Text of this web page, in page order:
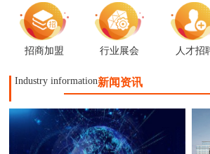
招商加盟 行业展会 人才招
Industry information新闻资讯